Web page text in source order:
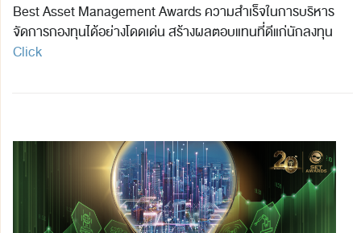
Best Asset Management Awards ความสำเร็จในการบริหาร
จัดการกองทุนได้อย่างโดดเด่น สร้างผลตอบแทนที่ดีแก่นักลงทุน
Click